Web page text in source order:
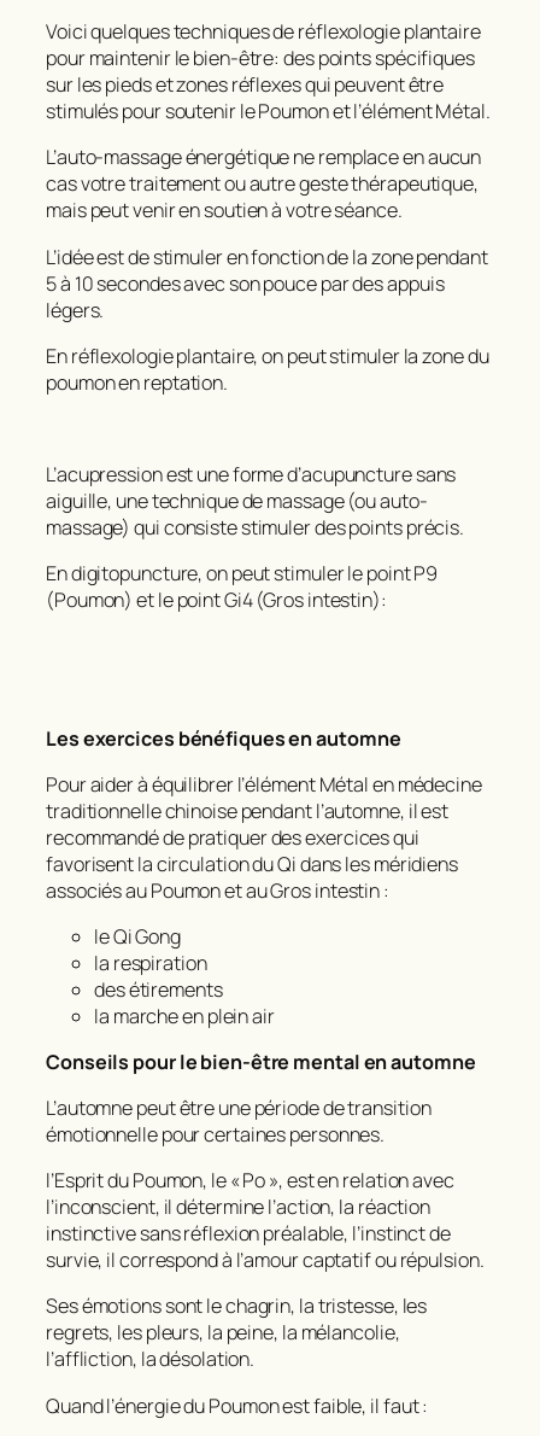
Voici quelques techniques de réflexologie plantaire
pour maintenir le bien-être: des points spécifiques
sur les pieds et zones réflexes qui peuvent être
stimulés pour soutenir le Poumon et l’élément Métal.
L’auto-massage énergétique ne remplace en aucun
cas votre traitement ou autre geste thérapeutique,
mais peut venir en soutien à votre séance.
L’idée est de stimuler en fonction de la zone pendant
5 à 10 secondes avec son pouce par des appuis
légers.
En réflexologie plantaire, on peut stimuler la zone du
poumon en reptation.
L’acupression est une forme d’acupuncture sans
aiguille, une technique de massage (ou auto-
massage) qui consiste stimuler des points précis.
En digitopuncture, on peut stimuler le point P9
(Poumon) et le point Gi4 (Gros intestin):
Les exercices bénéfiques en automne
Pour aider à équilibrer l’élément Métal en médecine
traditionnelle chinoise pendant l’automne, il est
recommandé de pratiquer des exercices qui
favorisent la circulation du Qi dans les méridiens
associés au Poumon et au Gros intestin :
le Qi Gong
la respiration
des étirements
la marche en plein air
Conseils pour le bien-être mental en automne
L’automne peut être une période de transition
émotionnelle pour certaines personnes.
l’Esprit du Poumon, le « Po », est en relation avec
l’inconscient, il détermine l’action, la réaction
instinctive sans réflexion préalable, l’instinct de
survie, il correspond à l’amour captatif ou répulsion.
Ses émotions sont le chagrin, la tristesse, les
regrets, les pleurs, la peine, la mélancolie,
l’affliction, la désolation.
Quand l’énergie du Poumon est faible, il faut :